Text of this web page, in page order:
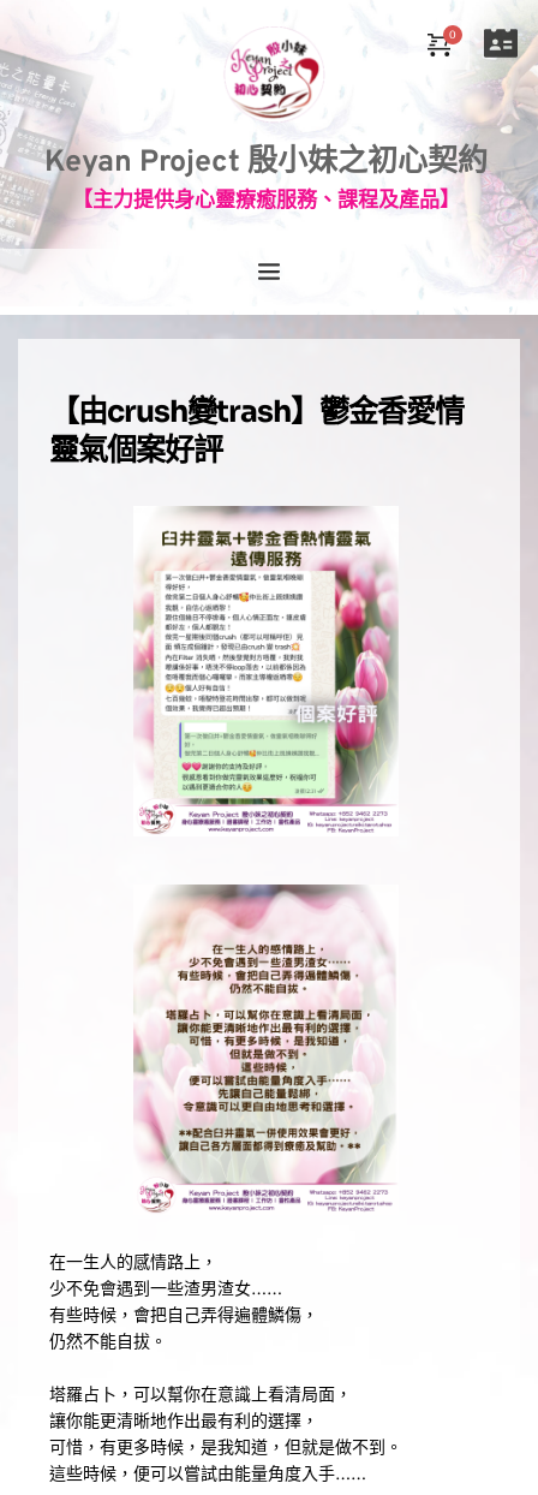
Keyan Project 殷小妹之初心契約
【主力提供身心靈療癒服務、課程及產品】
【由crush變trash】鬱金香愛情
靈氣個案好評
在一生人的感情路上，
少不免會遇到一些渣男渣女……
有些時候，會把自己弄得遍體鱗傷，
仍然不能自拔。
塔羅占卜，可以幫你在意識上看清局面，
讓你能更清晰地作出最有利的選擇，
可惜，有更多時候，是我知道，但就是做不到。
這些時候，便可以嘗試由能量角度入手……